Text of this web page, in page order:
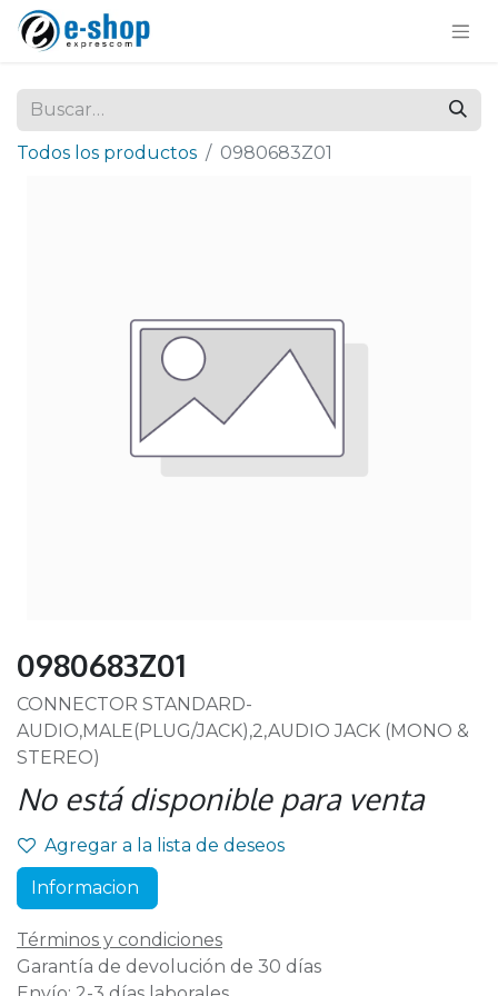
Todos los productos 0980683Z01
0980683Z01
CONNECTOR STANDARD-
AUDIO,MALE(PLUG/JACK),2,AUDIO JACK (MONO &
STEREO)
No está disponible para venta
Agregar a la lista de deseos
Informacion
Términos y condiciones
Garantía de devolución de 30 días